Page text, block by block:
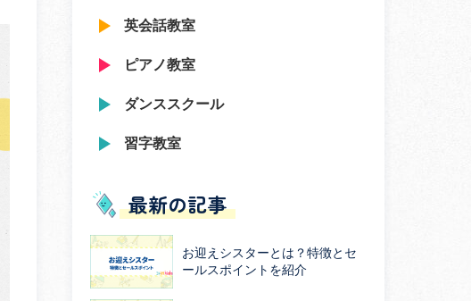
英会話教室
ピアノ教室
ダンススクール
習字教室
最新の記事
お迎えシスターとは？特徴とセ
ールスポイントを紹介